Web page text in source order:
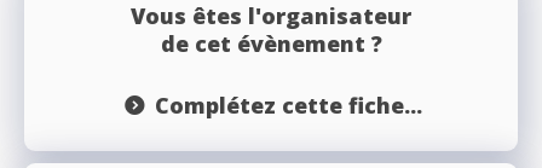
Vous êtes l'organisateur
de cet évènement ?
Complétez cette fiche...